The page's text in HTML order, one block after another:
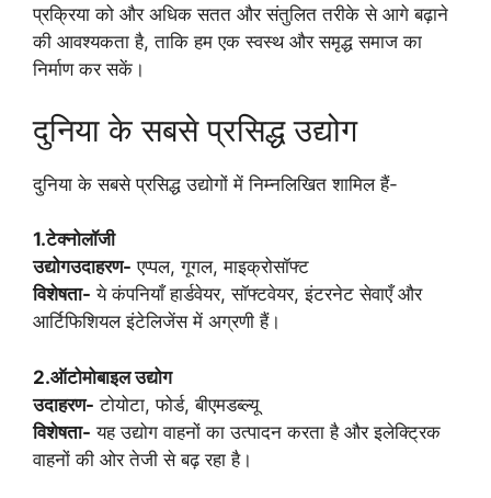
प्रक्रिया को और अधिक सतत और संतुलित तरीके से आगे बढ़ाने
की आवश्यकता है, ताकि हम एक स्वस्थ और समृद्ध समाज का
निर्माण कर सकें।
दुनिया के सबसे प्रसिद्ध उद्योग
दुनिया के सबसे प्रसिद्ध उद्योगों में निम्नलिखित शामिल हैं-
1.टेक्नोलॉजी
उद्योगउदाहरण- एप्पल, गूगल, माइक्रोसॉफ्ट
विशेषता- ये कंपनियाँ हार्डवेयर, सॉफ्टवेयर, इंटरनेट सेवाएँ और
आर्टिफिशियल इंटेलिजेंस में अग्रणी हैं।
2.ऑटोमोबाइल उद्योग
उदाहरण- टोयोटा, फोर्ड, बीएमडब्ल्यू
विशेषता- यह उद्योग वाहनों का उत्पादन करता है और इलेक्ट्रिक
वाहनों की ओर तेजी से बढ़ रहा है।